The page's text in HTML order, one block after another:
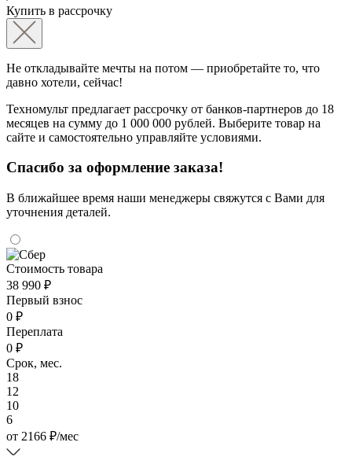
Купить в рассрочку
Не откладывайте мечты на потом — приобретайте то, что
давно хотели, сейчас!
Техномульт предлагает рассрочку от банков-партнеров до 18
месяцев на сумму до 1 000 000 рублей. Выберите товар на
сайте и самостоятельно управляйте условиями.
Спасибо за оформление заказа!
В ближайшее время наши менеджеры свяжутся с Вами для
уточнения деталей.
Стоимость товара
38 990 ₽
Первый взнос
0 ₽
Переплата
0 ₽
Срок, мес.
18
12
10
6
от 2166 ₽/мес